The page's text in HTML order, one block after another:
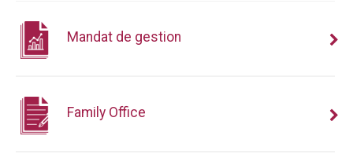
Mandat de gestion
Family Office